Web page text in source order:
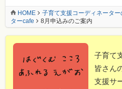
HOME 子育て支援コーディネーター
ターcafe
8月申込みのご案内
子育て
皆さん
支援サ